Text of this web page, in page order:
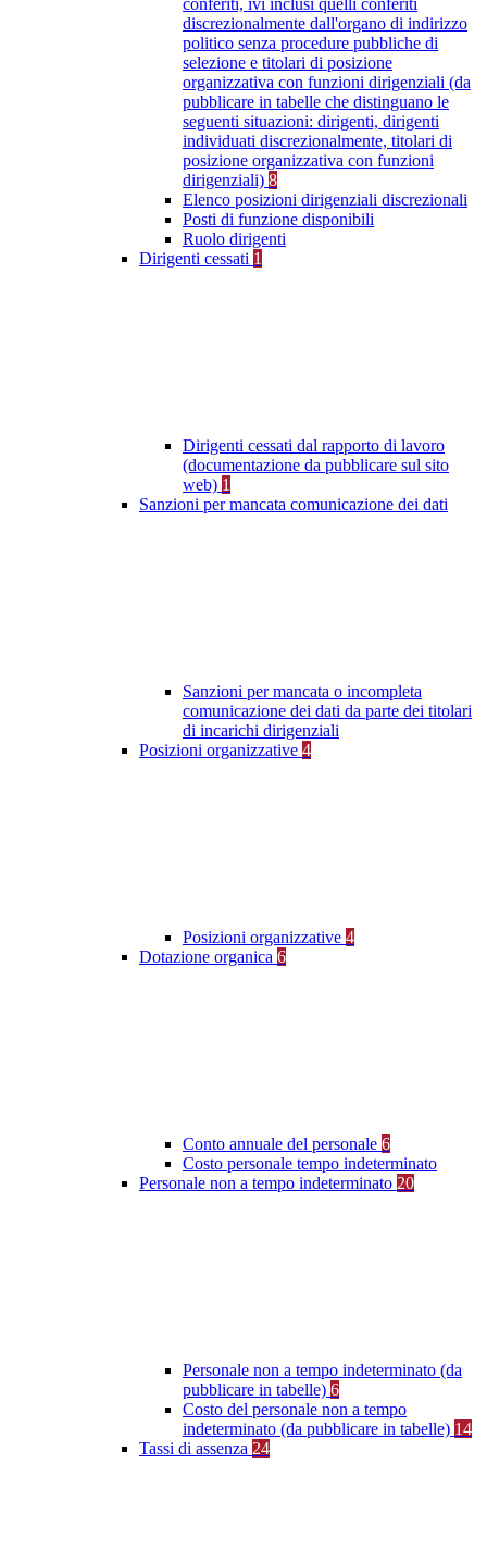
conferiti, ivi inclusi quelli conferiti
discrezionalmente dall'organo di indirizzo
politico senza procedure pubbliche di
selezione e titolari di posizione
organizzativa con funzioni dirigenziali (da
pubblicare in tabelle che distinguano le
seguenti situazioni: dirigenti, dirigenti
individuati discrezionalmente, titolari di
posizione organizzativa con funzioni
dirigenziali) 8
Elenco posizioni dirigenziali discrezionali
Posti di funzione disponibili
Ruolo dirigenti
Dirigenti cessati 1
Dirigenti cessati dal rapporto di lavoro
(documentazione da pubblicare sul sito
web) 1
Sanzioni per mancata comunicazione dei dati
Sanzioni per mancata o incompleta
comunicazione dei dati da parte dei titolari
di incarichi dirigenziali
Posizioni organizzative 4
Posizioni organizzative 4
Dotazione organica 6
Conto annuale del personale 6
Costo personale tempo indeterminato
Personale non a tempo indeterminato 20
Personale non a tempo indeterminato (da
pubblicare in tabelle) 6
Costo del personale non a tempo
indeterminato (da pubblicare in tabelle) 14
Tassi di assenza 24